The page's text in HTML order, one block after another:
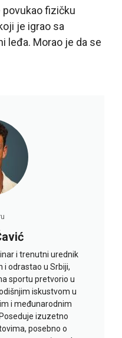
povukao fizičku
je igrao sa
leđa. Morao je da se
i trenutni urednik
i odrastao u Srbiji,
sportu pretvorio u
iskustvom u
i međunarodnim
izuzetno
posebno o